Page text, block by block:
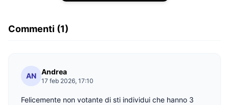
Commenti (1)
AN Andrea
17 feb 2026, 17:10
Felicemente non votante di sti individui che hanno 3